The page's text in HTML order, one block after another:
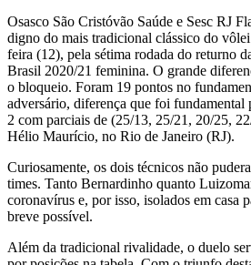
Osasco São Cristóvão Saúde e Sesc RJ
digno do mais tradicional clássico do
feira (12), pela sétima rodada do returno
Brasil 2020/21 feminina. O grande
o bloqueio. Foram 19 pontos no
adversário, diferença que foi fundamental
2 com parciais de (25/13, 25/21, 20/25,
Hélio Maurício, no Rio de Janeiro (RJ).
Curiosamente, os dois técnicos não
times. Tanto Bernardinho quanto
coronavírus e, por isso, isolados em casa
breve possível.
Além da tradicional rivalidade, o duelo